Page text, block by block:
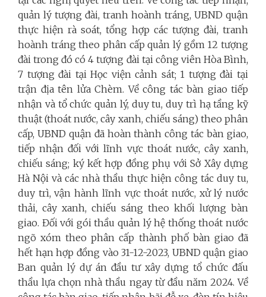
quản lý tượng đài, tranh hoành tráng, UBND quận
thực hiện rà soát, tổng hợp các tượng đài, tranh
hoành tráng theo phân cấp quản lý gồm 12 tượng
đài trong đó có 4 tượng đài tại công viên Hòa Bình,
7 tượng đài tại Học viện cảnh sát; 1 tượng đài tại
trận địa tên lửa Chèm. Về công tác bàn giao tiếp
nhận và tổ chức quản lý, duy tu, duy trì hạ tầng kỹ
thuật (thoát nước, cây xanh, chiếu sáng) theo phân
cấp, UBND quận đã hoàn thành công tác bàn giao,
tiếp nhận đối với lĩnh vực thoát nước, cây xanh,
chiếu sáng; ký kết hợp đồng phụ với Sở Xây dựng
Hà Nội và các nhà thầu thực hiện công tác duy tu,
duy trì, vận hành lĩnh vực thoát nước, xử lý nước
thải, cây xanh, chiếu sáng theo khối lượng bàn
giao. Đối với gói thầu quản lý hệ thống thoát nước
ngõ xóm theo phân cấp thành phố bàn giao đã
hết hạn hợp đồng vào 31-12-2023, UBND quận giao
Ban quản lý dự án đầu tư xây dựng tổ chức đấu
thầu lựa chọn nhà thầu ngay từ đầu năm 2024. Về